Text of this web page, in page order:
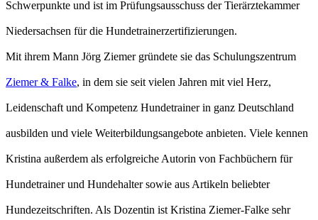
Schwerpunkte und ist im Prüfungsausschuss der Tierärztekammer
Niedersachsen für die Hundetrainerzertifizierungen.
Mit ihrem Mann Jörg Ziemer gründete sie das Schulungszentrum
Ziemer & Falke, in dem sie seit vielen Jahren mit viel Herz,
Leidenschaft und Kompetenz Hundetrainer in ganz Deutschland
ausbilden und viele Weiterbildungsangebote anbieten. Viele kennen
Kristina außerdem als erfolgreiche Autorin von Fachbüchern für
Hundetrainer und Hundehalter sowie aus Artikeln beliebter
Hundezeitschriften. Als Dozentin ist Kristina Ziemer-Falke sehr